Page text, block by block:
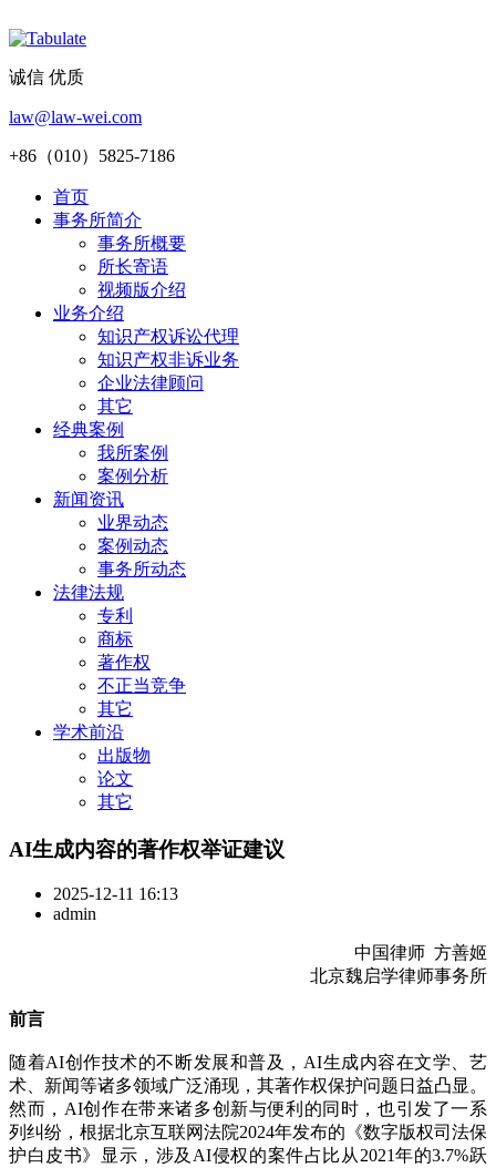
诚信 优质
law@law-wei.com
+86（010）5825-7186
首页
事务所简介
事务所概要
所长寄语
视频版介绍
业务介绍
知识产权诉讼代理
知识产权非诉业务
企业法律顾问
其它
经典案例
我所案例
案例分析
新闻资讯
业界动态
案例动态
事务所动态
法律法规
专利
商标
著作权
不正当竞争
其它
学术前沿
出版物
论文
其它
AI生成内容的著作权举证建议
2025-12-11 16:13
admin
中国律师 方善姬
北京魏启学律师事务所
前言
随着AI创作技术的不断发展和普及，AI生成内容在文学、艺
术、新闻等诸多领域广泛涌现，其著作权保护问题日益凸显。
然而，AI创作在带来诸多创新与便利的同时，也引发了一系
列纠纷，根据北京互联网法院2024年发布的《数字版权司法保
护白皮书》显示，涉及AI侵权的案件占比从2021年的3.7%跃